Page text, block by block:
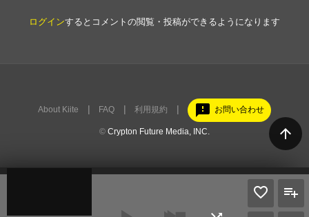
ログインするとコメントの閲覧・投稿ができるようになります
arrow_upward
About Kiite FAQ 利用規約 feedback お問い合わせ
© Crypton Future Media, INC.